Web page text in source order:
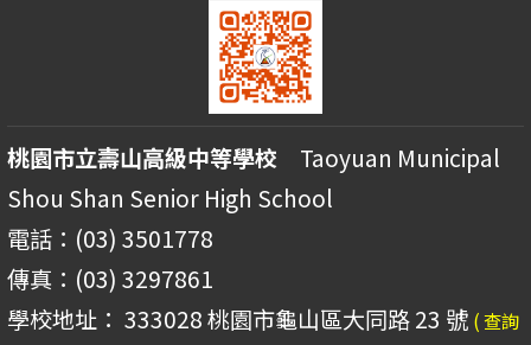
桃園市立壽山高級中等學校 Taoyuan Municipal
Shou Shan Senior High School
電話：(03) 3501778
傳真：(03) 3297861
學校地址： 333028 桃園市龜山區大同路 23 號 ( 查詢